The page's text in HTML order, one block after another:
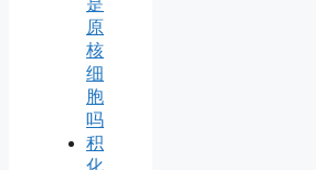
是
原
核
细
胞
吗
积
化